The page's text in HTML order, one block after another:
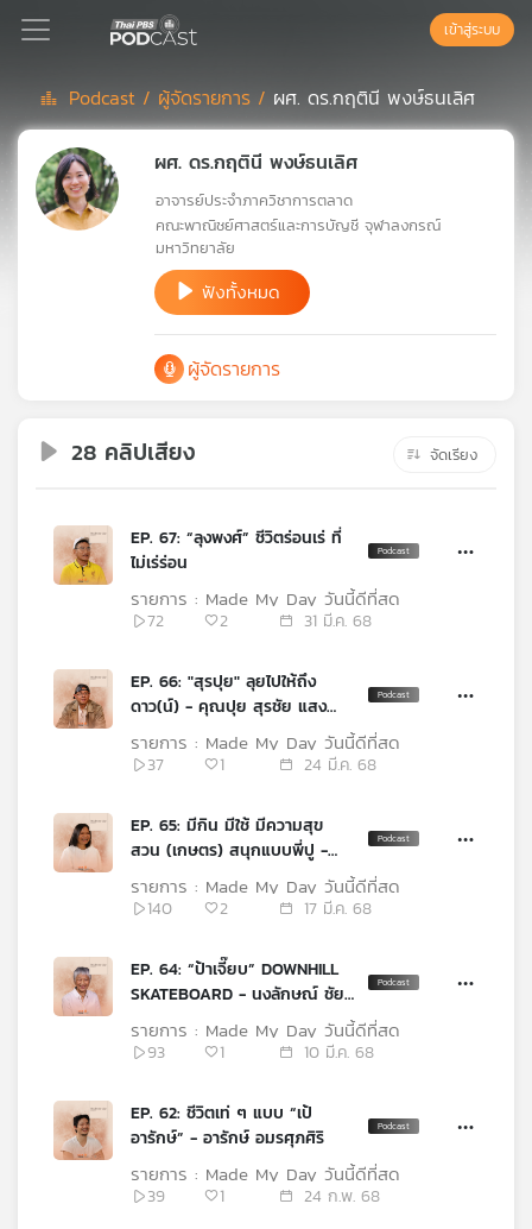
Podcast
เพล
บทความ
กิจกรรม
เกี่ยว
เข้าสู่ระบบ
Podcast / ผู้จัดรายการ / ผศ. ดร.กฤตินี พงษ์ธนเลิศ
ผศ. ดร.กฤตินี พงษ์ธนเลิศ
อาจารย์ประจำภาควิชาการตลาด
คณะพาณิชย์ศาสตร์และการบัญชี จุฬาลงกรณ์
มหาวิทยาลัย
ฟังทั้งหมด
ผู้จัดรายการ
28 คลิปเสียง จัดเรียง
EP. 67: “ลุงพงศ์” ชีวิตร่อนเร่ ที่
ไม่เร่ร่อน
72 2 31 มี.ค. 68
รายการ : Made My Day วันนี้ดีที่สุด
EP. 66: "สุรปุย" ลุยไปให้ถึง
ดาว(น์) - คุณปุย สุรชัย แสง
37
1 24 มี.ค. 68
รายการ : Made My Day วันนี้ดีที่สุด
EP. 65: มีกิน มีใช้ มีความสุข
สวน (เกษตร) สนุกแบบพี่ปู -
คุณปู มีกินฟาร์ม
140
2 17 มี.ค. 68
รายการ : Made My Day วันนี้ดีที่สุด
EP. 64: “ป้าเจี๊ยบ” DOWNHILL
SKATEBOARD - นงลักษณ์ ชัยฤ
93
1 10 มี.ค. 68
รายการ : Made My Day วันนี้ดีที่สุด
EP. 62: ชีวิตเท่ ๆ แบบ “เป้
อารักษ์” - อารักษ์ อมรศุภศิริ
39 1 24 ก.พ. 68
รายการ : Made My Day วันนี้ดีที่สุด